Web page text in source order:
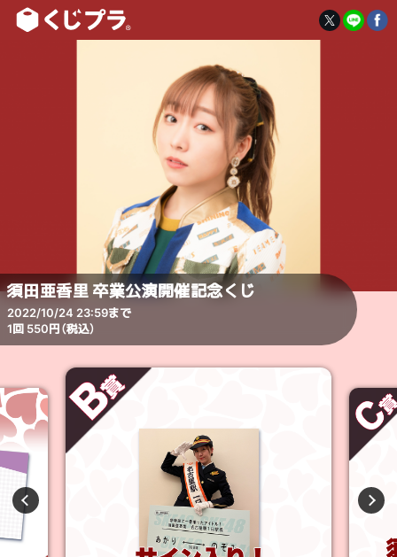
須田亜香里 卒業公演開催記念くじ
2022/10/24 23:59まで
1回 550円（税込）